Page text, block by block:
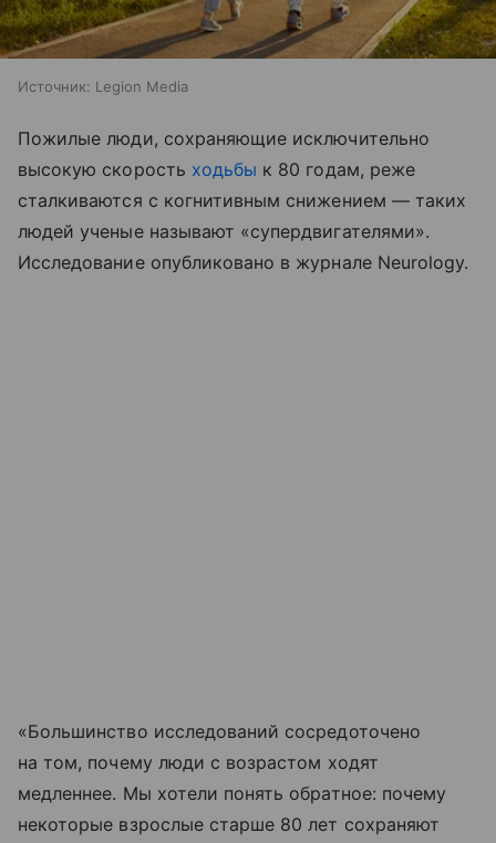
Источник: Legion Media
Пожилые люди, сохраняющие исключительно
высокую скорость ходьбы к 80 годам, реже
сталкиваются с когнитивным снижением — таких
людей ученые называют «супердвигателями».
Исследование опубликовано в журнале Neurology.
«Большинство исследований сосредоточено
на том, почему люди с возрастом ходят
медленнее. Мы хотели понять обратное: почему
некоторые взрослые старше 80 лет сохраняют